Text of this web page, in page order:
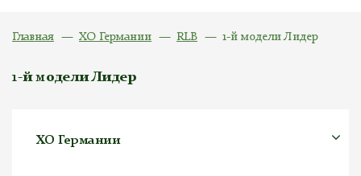
Главная ХО Германии RLB 1-й модели Лидер
1-й модели Лидер
ХО Германии